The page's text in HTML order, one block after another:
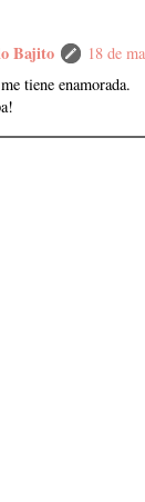
Bajito
18 de
tiene enamorada.